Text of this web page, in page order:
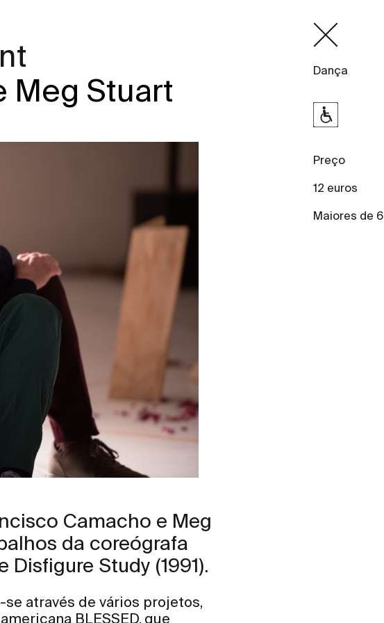
Meg Stuart
Dança
Preço
12 euros
Maiores de 6
Camacho e Meg
da coreógrafa
Study (1991).
através de vários projetos,
BLESSED, que